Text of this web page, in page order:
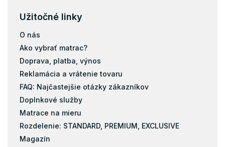
160x200
180x200
90x40
70x140
Užitočné linky
O nás
Ako vybrať matrac?
Doprava, platba, výnos
Reklamácia a vrátenie tovaru
FAQ: Najčastejšie otázky zákazníkov
Doplnkové služby
Matrace na mieru
Rozdelenie: STANDARD, PREMIUM, EXCLUSIVE
Magazín